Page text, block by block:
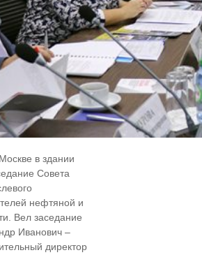
в здании
Совета
нефтяной и
Вел заседание
Иванович –
директор